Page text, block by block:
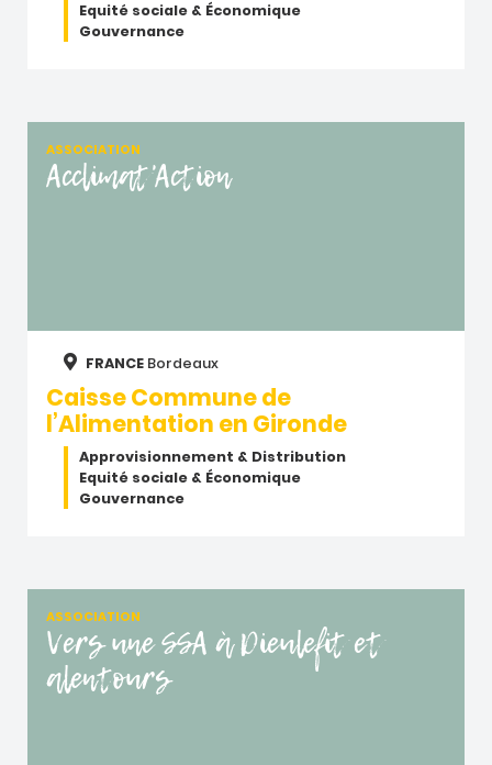
Equité sociale & Économique
Gouvernance
ASSOCIATION
Acclimat'Action
FRANCE Bordeaux
Caisse Commune de
l’Alimentation en Gironde
Approvisionnement & Distribution
Equité sociale & Économique
Gouvernance
ASSOCIATION
Vers une SSA à Dieulefit et
alentours